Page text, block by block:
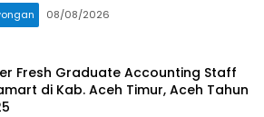
08/08/2026
Fresh Graduate Accounting Staff
di Kab. Aceh Timur, Aceh Tahun